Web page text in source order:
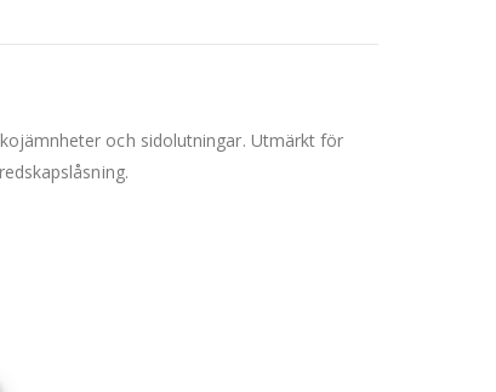
och sidolutningar. Utmärkt för